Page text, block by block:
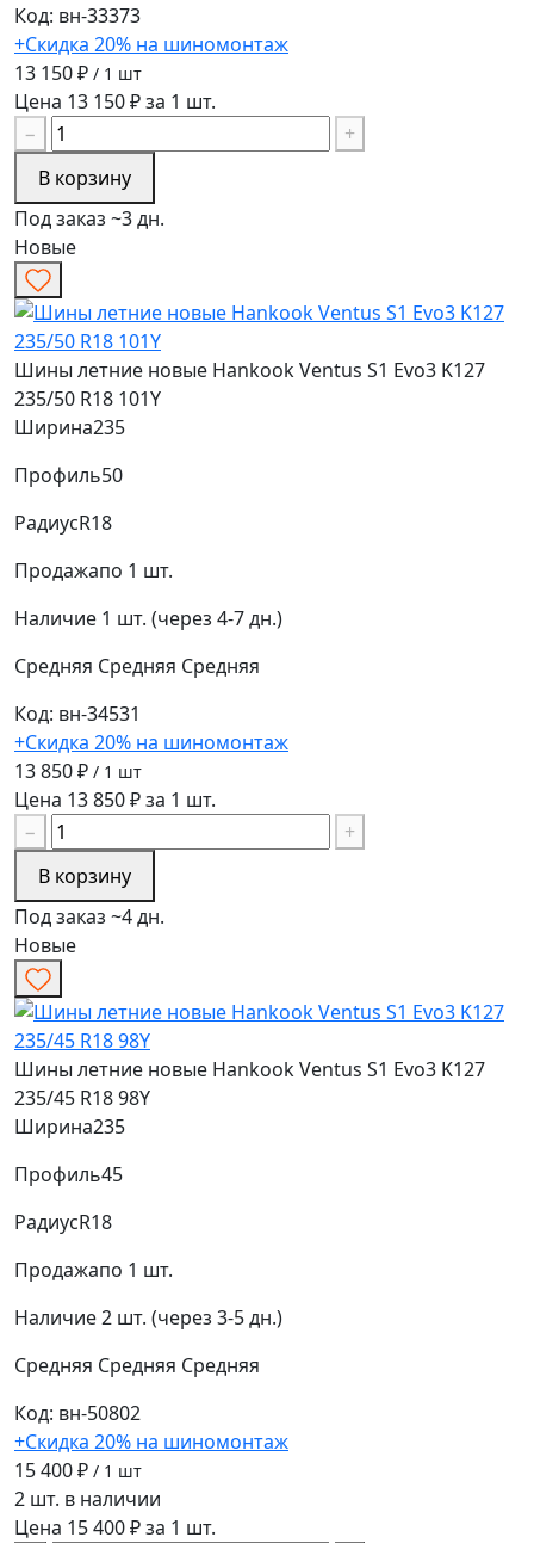
Код: вн-33373
+Скидка 20% на шиномонтаж
13 150 ₽ / 1 шт
Цена 13 150 ₽ за 1 шт.
−
+
В корзину
Под заказ ~3 дн.
Новые
Шины летние новые Hankook Ventus S1 Evo3 K127
235/50 R18 101Y
Ширина235
Профиль50
РадиусR18
Продажапо 1 шт.
Наличие 1 шт. (через 4-7 дн.)
Средняя Средняя Средняя
Код: вн-34531
+Скидка 20% на шиномонтаж
13 850 ₽ / 1 шт
Цена 13 850 ₽ за 1 шт.
−
+
В корзину
Под заказ ~4 дн.
Новые
Шины летние новые Hankook Ventus S1 Evo3 K127
235/45 R18 98Y
Ширина235
Профиль45
РадиусR18
Продажапо 1 шт.
Наличие2 шт. (через 3-5 дн.)
Средняя Средняя Средняя
Код: вн-50802
+Скидка 20% на шиномонтаж
15 400 ₽ / 1 шт
2 шт. в наличии
Цена 15 400 ₽ за 1 шт.